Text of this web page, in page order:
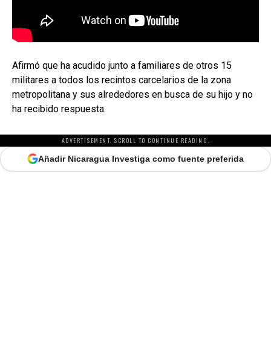
Afirmó que ha acudido junto a familiares de otros 15
militares a todos los recintos carcelarios de la zona
metropolitana y sus alrededores en busca de su hijo y no
ha recibido respuesta.
ADVERTISEMENT. SCROLL TO CONTINUE READING.
Añadir Nicaragua Investiga como fuente preferida